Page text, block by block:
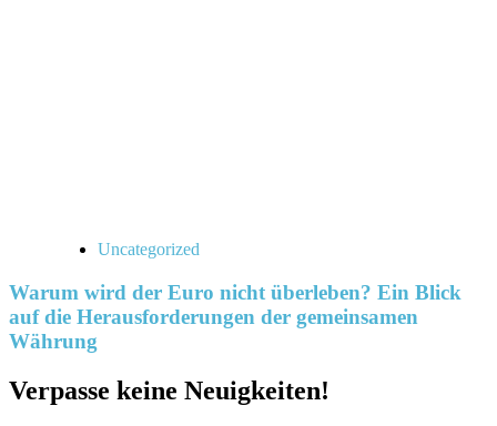
Uncategorized
Warum wird der Euro nicht überleben? Ein Blick
auf die Herausforderungen der gemeinsamen
Währung
Verpasse keine Neuigkeiten!